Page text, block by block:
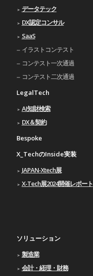
データテック
DX認定コンサル
SaaS
イラストコンテスト
コンテスト一次通過
コンテスト二次通過
LegalTech
AI知財検索
DX＆契約
Bespoke
X_TechのInside実装
JAPAN-Xtech展
X-Tech展2024開催レポート
ソリューション
製造業
会計・経理・財務